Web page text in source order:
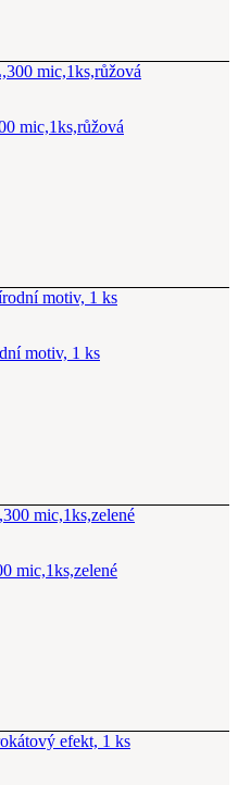
mic,1ks,růžová
motiv, 1 ks
mic,1ks,zelené